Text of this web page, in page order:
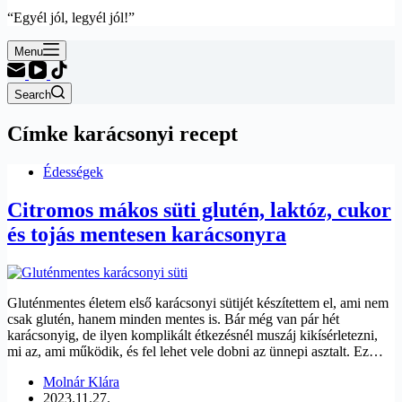
“Egyél jól, legyél jól!”
Menu
Search
Címke karácsonyi recept
Édességek
Citromos mákos süti glutén, laktóz, cukor
és tojás mentesen karácsonyra
Gluténmentes életem első karácsonyi sütijét készítettem el, ami nem
csak glutén, hanem minden mentes is. Bár még van pár hét
karácsonyig, de ilyen komplikált étkezésnél muszáj kikísérletezni,
mi az, ami működik, és fel lehet vele dobni az ünnepi asztalt. Ez…
Molnár Klára
2023.11.27.